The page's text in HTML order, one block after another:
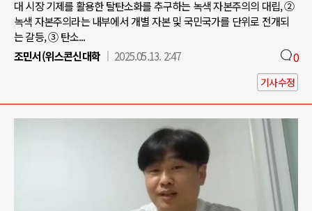
대 시장 기제를 활용한 탈탄소화를 추구하는 녹색 자본주의의 대립, ②
녹색 자본주의라는 내부에서 개별 자본 및 국민국가를 단위로 전개되
는 갈등, ③ 탄소...
조민서(위스콘신대학
2025.05.13. 2:47 0
기사수정